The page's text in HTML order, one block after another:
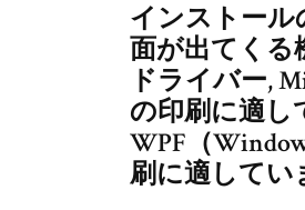
インストール
面が出てくる
ドライバー,
の印刷に適し
WPF（
刷に適してい